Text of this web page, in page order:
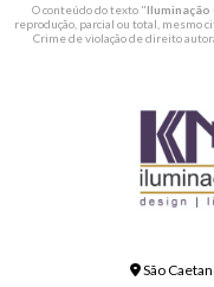
O conteúdo do texto "Iluminação
reprodução, parcial ou total, mesmo
Crime de violação de direito
São